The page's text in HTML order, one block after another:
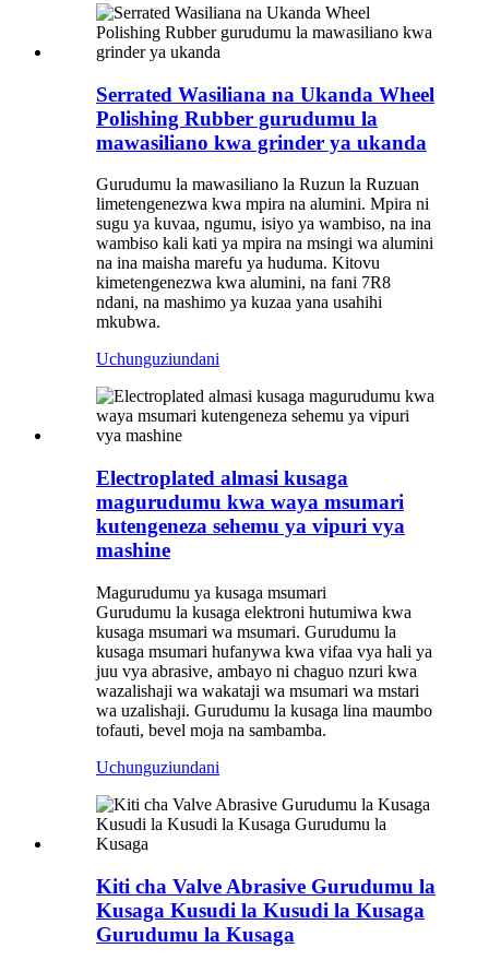
Serrated Wasiliana na Ukanda Wheel
Polishing Rubber gurudumu la
mawasiliano kwa grinder ya ukanda
Gurudumu la mawasiliano la Ruzun la Ruzuan
limetengenezwa kwa mpira na alumini. Mpira ni
sugu ya kuvaa, ngumu, isiyo ya wambiso, na ina
wambiso kali kati ya mpira na msingi wa alumini
na ina maisha marefu ya huduma. Kitovu
kimetengenezwa kwa alumini, na fani 7R8
ndani, na mashimo ya kuzaa yana usahihi
mkubwa.
Uchunguziundani
Electroplated almasi kusaga
magurudumu kwa waya msumari
kutengeneza sehemu ya vipuri vya
mashine
Magurudumu ya kusaga msumari
Gurudumu la kusaga elektroni hutumiwa kwa
kusaga msumari wa msumari. Gurudumu la
kusaga msumari hufanywa kwa vifaa vya hali ya
juu vya abrasive, ambayo ni chaguo nzuri kwa
wazalishaji wa wakataji wa msumari wa mstari
wa uzalishaji. Gurudumu la kusaga lina maumbo
tofauti, bevel moja na sambamba.
Uchunguziundani
Kiti cha Valve Abrasive Gurudumu la
Kusaga Kusudi la Kusudi la Kusaga
Gurudumu la Kusaga